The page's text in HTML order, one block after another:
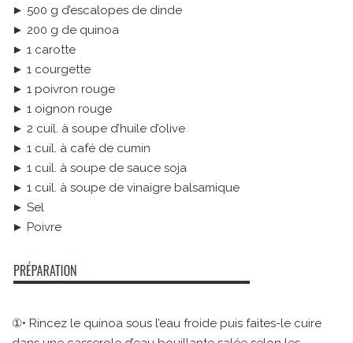
► 500 g d’escalopes de dinde
► 200 g de quinoa
► 1 carotte
► 1 courgette
► 1 poivron rouge
► 1 oignon rouge
► 2 cuil. à soupe d’huile d’olive
► 1 cuil. à café de cumin
► 1 cuil. à soupe de sauce soja
► 1 cuil. à soupe de vinaigre balsamique
► Sel
► Poivre
①• Rincez le quinoa sous l’eau froide puis faites-le cuire